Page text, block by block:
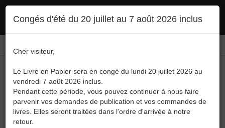
l'utilisation :politique en matière de confidentialité Accepter
Congés d'été du 20 juillet au 7 août 2026 inclus
Cher visiteur,
Le Livre en Papier sera en congé du lundi 20 juillet 2026 au
vendredi 7 août 2026 inclus.
Pendant cette période, vous pouvez continuer à nous faire
parvenir vos demandes de publication et vos commandes de
livres. Elles seront traitées dans l'ordre d'arrivée à notre
retour.
Menu